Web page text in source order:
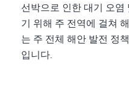
선박으로 인한 대기 오염
기 위해 주 전역에 걸쳐
는 주 전체 해안 발전 정
입니다.